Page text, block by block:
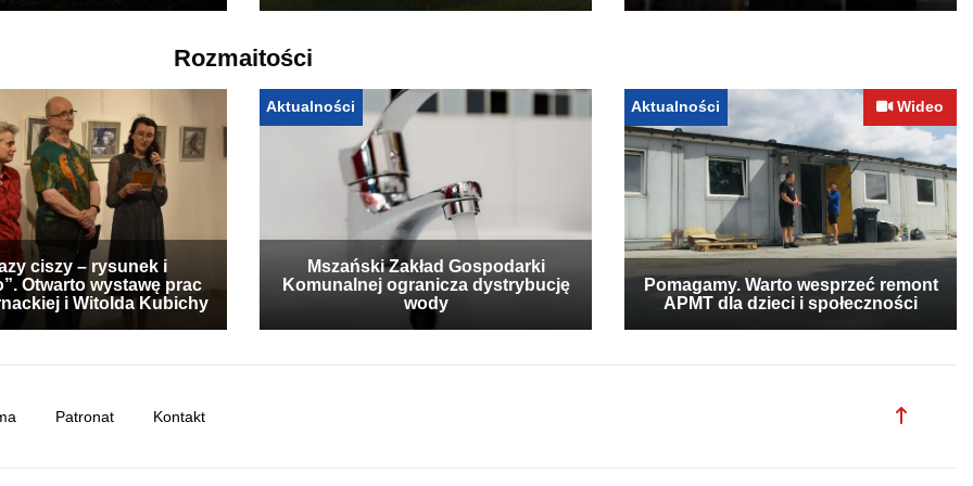
Rozmaitości
ciszy – rysunek i
Otwarto wystawę prac
i Witolda Kubichy
Aktualności
Mszański Zakład Gospodarki
Komunalnej ogranicza dystrybucję
wody
Aktualności Wideo
Pomagamy. Warto wesprzeć remont
APMT dla dzieci i społeczności
Patronat Kontakt